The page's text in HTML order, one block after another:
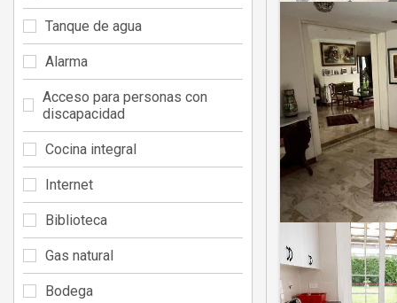
Tanque de agua
Alarma
Acceso para personas con
discapacidad
Cocina integral
Internet
Biblioteca
Gas natural
Bodega